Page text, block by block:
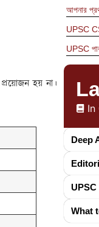
হয় না।
আপনার
UPSC
UPSC
In
Deep
What